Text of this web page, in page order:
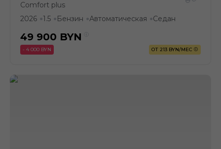
Comfort plus
2026 ●1.5 ● Бензин ●Автоматическая ●Седан
49 900 BYN
- 4 000 BYN ОТ 213 BYN/МЕС